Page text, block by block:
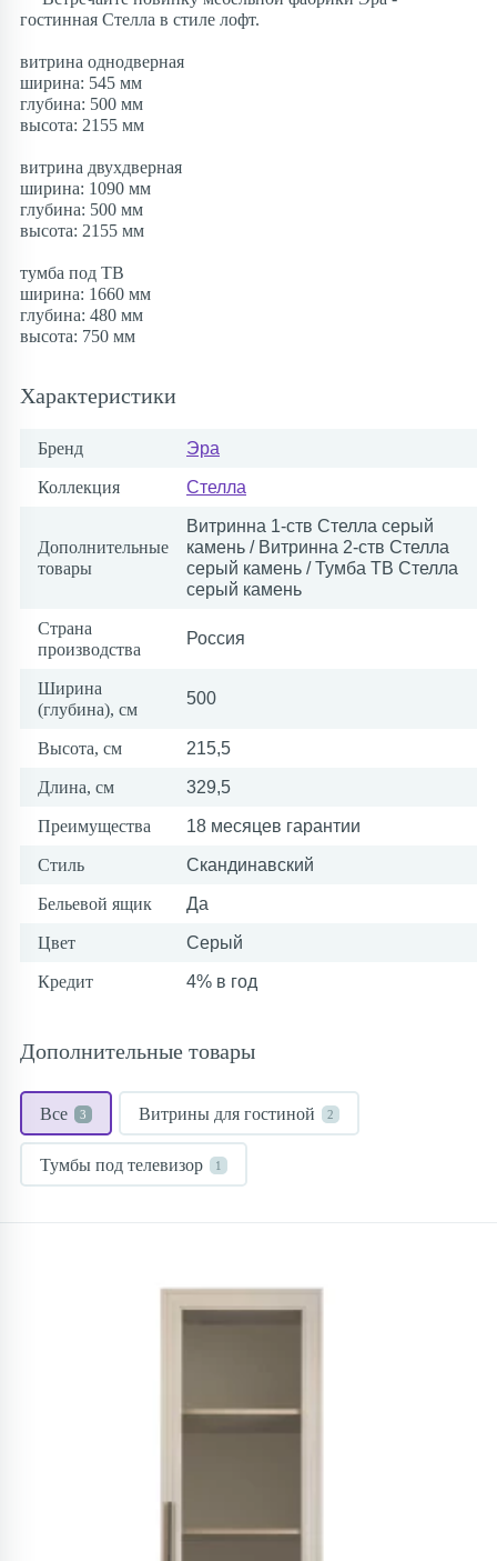
гостинная Стелла в стиле лофт.
витрина однодверная
ширина: 545 мм
глубина: 500 мм
высота: 2155 мм
витрина двухдверная
ширина: 1090 мм
глубина: 500 мм
высота: 2155 мм
тумба под ТВ
ширина: 1660 мм
глубина: 480 мм
высота: 750 мм
Характеристики
Бренд Эра
Коллекция Стелла
Дополнительные
товары
Витринна 1-ств Стелла серый
камень / Витринна 2-ств Стелла
серый камень / Тумба ТВ Стелла
серый камень
Страна
производства
Россия
Ширина
(глубина), см
500
Высота, см 215,5
Длина, см 329,5
Преимущества 18 месяцев гарантии
Стиль Скандинавский
Бельевой ящик Да
Цвет Серый
Кредит 4% в год
Дополнительные товары
Все 3 Витрины для гостиной 2
Тумбы под телевизор 1